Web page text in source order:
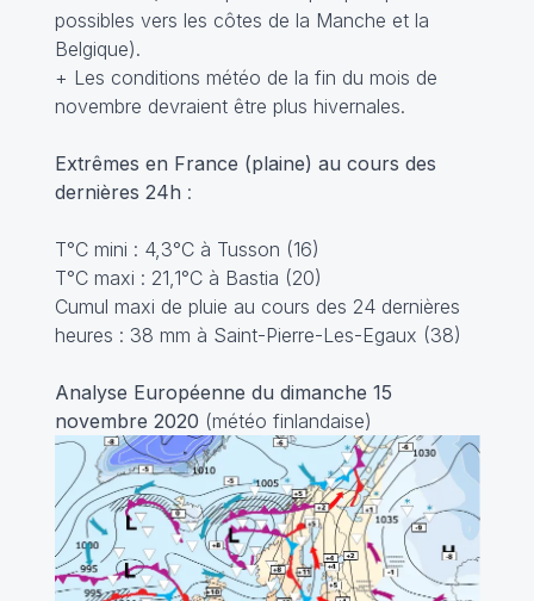
possibles vers les côtes de la Manche et la
Belgique).
+ Les conditions météo de la fin du mois de
novembre devraient être plus hivernales.
Extrêmes en France (plaine) au cours des
dernières 24h :
T°C mini : 4,3°C à Tusson (16)
T°C maxi : 21,1°C à Bastia (20)
Cumul maxi de pluie au cours des 24 dernières
heures : 38 mm à Saint-Pierre-Les-Egaux (38)
Analyse Européenne du dimanche 15
novembre 2020 (météo finlandaise)